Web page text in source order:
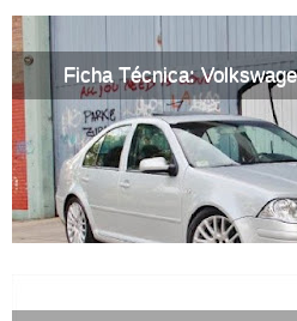
Ficha Técnica: